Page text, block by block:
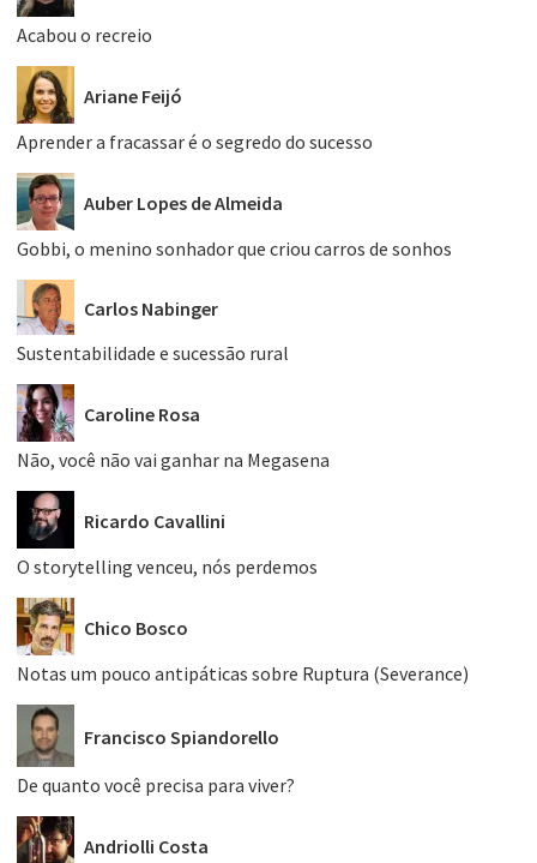
Acabou o recreio
Ariane Feijó
Aprender a fracassar é o segredo do sucesso
Auber Lopes de Almeida
Gobbi, o menino sonhador que criou carros de sonhos
Carlos Nabinger
Sustentabilidade e sucessão rural
Caroline Rosa
Não, você não vai ganhar na Megasena
Ricardo Cavallini
O storytelling venceu, nós perdemos
Chico Bosco
Notas um pouco antipáticas sobre Ruptura (Severance)
Francisco Spiandorello
De quanto você precisa para viver?
Andriolli Costa